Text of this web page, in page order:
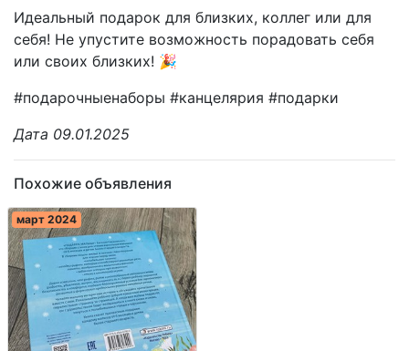
Идеальный подарок для близких, коллег или для
себя! Не упустите возможность порадовать себя
или своих близких! 🎉
#подарочныенаборы #канцелярия #подарки
Дата 09.01.2025
Похожие объявления
март 2024